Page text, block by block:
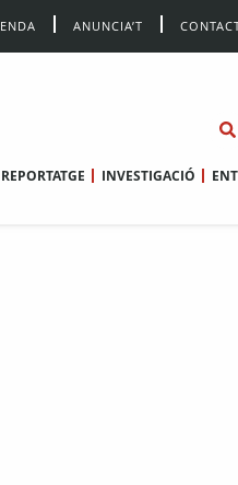
ANUNCIA’T
REPORTATGE INVESTIGACIÓ